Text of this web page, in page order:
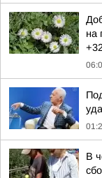
на
В